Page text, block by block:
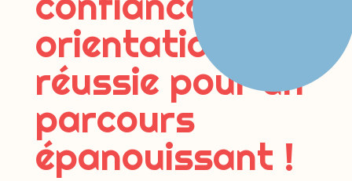
orientation
réussie pour un
parcours
épanouissant !